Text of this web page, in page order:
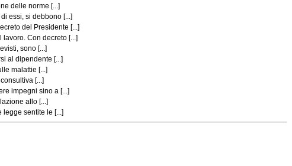
delle norme [...]
essi, si debbono [...]
del Presidente [...]
Con decreto [...]
sono [...]
al dipendente [...]
malattie [...]
[...]
impegni sino a [...]
allo [...]
sentite le [...]